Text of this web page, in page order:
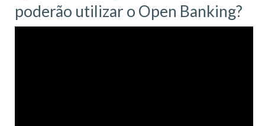
poderão utilizar o Open Banking?